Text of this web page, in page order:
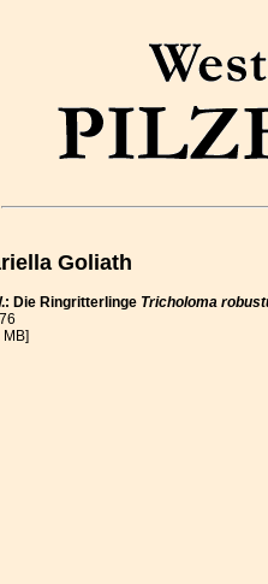
Goliath
Die Ringritterlinge Tricholoma
MB]